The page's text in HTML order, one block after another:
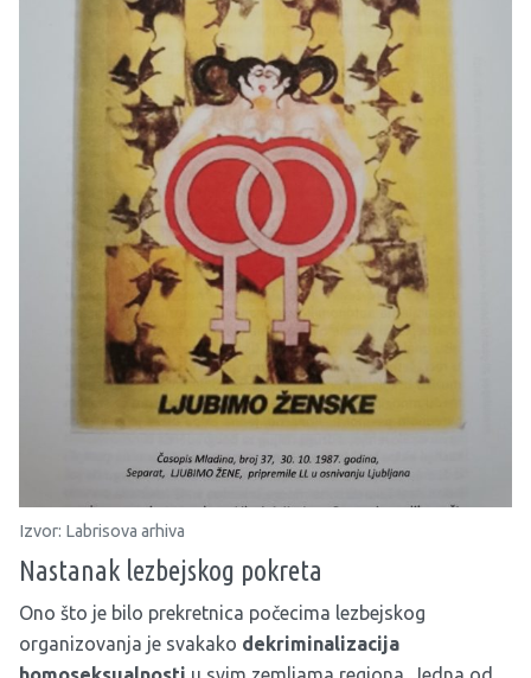
Izvor: Labrisova arhiva
Nastanak lezbejskog pokreta
Ono što je bilo prekretnica počecima lezbejskog
organizovanja je svakako dekriminalizacija